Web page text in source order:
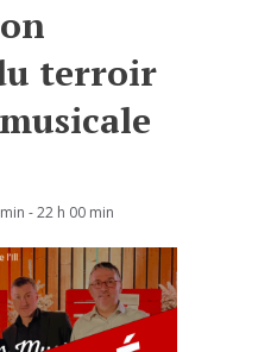
terroir
-22 h 00 min